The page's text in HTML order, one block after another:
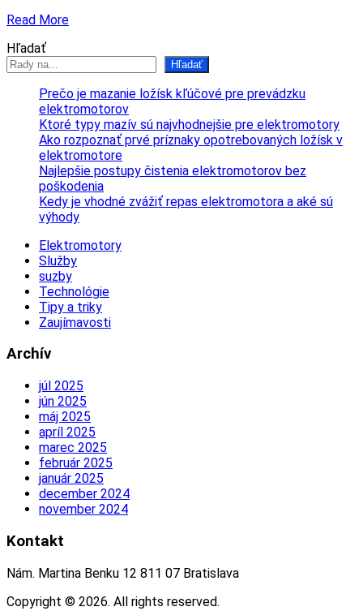
Read More
Hľadať
Hľadať
Prečo je mazanie ložísk kľúčové pre prevádzku
elektromotorov
Ktoré typy mazív sú najvhodnejšie pre elektromotory
Ako rozpoznať prvé príznaky opotrebovaných ložísk v
elektromotore
Najlepšie postupy čistenia elektromotorov bez
poškodenia
Kedy je vhodné zvážiť repas elektromotora a aké sú
výhody
Elektromotory
Služby
suzby
Technológie
Tipy a triky
Zaujímavosti
Archív
júl 2025
jún 2025
máj 2025
apríl 2025
marec 2025
február 2025
január 2025
december 2024
november 2024
Kontakt
Nám. Martina Benku 12 811 07 Bratislava
Copyright © 2026. All rights reserved.